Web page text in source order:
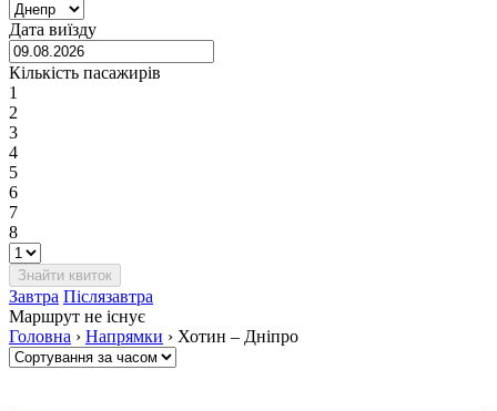
Дата виїзду
Кількість пасажирів
1
2
3
4
5
6
7
8
Завтра Післязавтра
Маршрут не існує
Головна › Напрямки › Хотин – Дніпро